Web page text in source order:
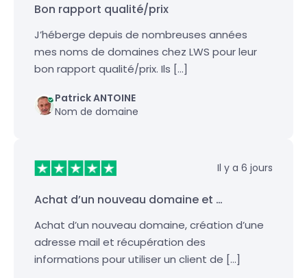
Bon rapport qualité/prix
J’héberge depuis de nombreuses années
mes noms de domaines chez LWS pour leur
bon rapport qualité/prix. Ils […]
Patrick ANTOINE
Nom de domaine
Il y a 6 jours
Achat d’un nouveau domaine et …
Achat d’un nouveau domaine, création d’une
adresse mail et récupération des
informations pour utiliser un client de […]